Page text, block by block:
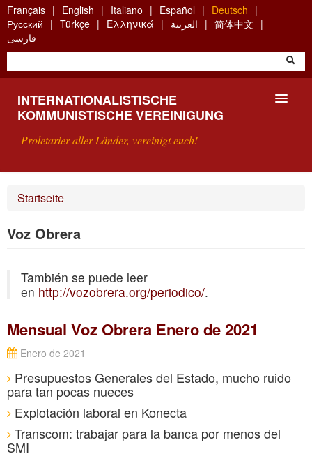
Skip
to
main
content
Français English Italiano Español
Deutsch
Русский
Türkçe Ελληνικά العربية
简体中文
فارسی
INTERNATIONALISTISCHE
KOMMUNISTISCHE VEREINIGUNG
Proletarier aller Länder, vereinigt euch!
KONTAKT
Startseite
Voz Obrera
También se puede leer
en http://vozobrera.org/periodico/.
Mensual Voz Obrera Enero de 2021
Enero de 2021
Presupuestos Generales del Estado, mucho ruido
para tan pocas nueces
Explotación laboral en Konecta
Transcom: trabajar para la banca por menos del
SMI